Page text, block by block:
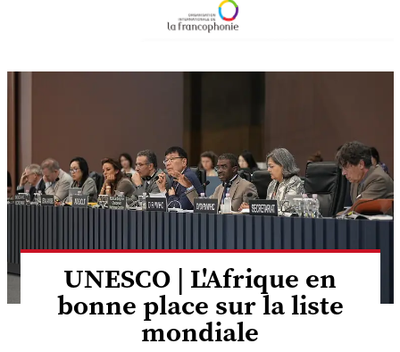
UNESCO | L'Afrique en
bonne place sur la liste
mondiale